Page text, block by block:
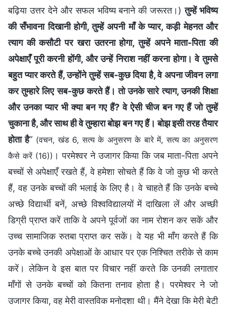
बढ़िया उत्तर देने और सफल भविष्य बनाने की जरूरत।)तुम्हें भविष्य
की सँभावना दिखानी होगी, तुम्हें अपनी माँ के प्यार, कड़ी मेहनत और
त्याग की कसौटी पर खरा उतरना होगा, तुम्हें अपने माता-पिता की
अपेक्षाएँ पूरी करनी होंगी, और उन्हें निराश नहीं करना होगा। वे तुमसे
बहुत प्यार करते हैं, उन्होंने तुम्हें सब-कुछ दिया है, वे अपना जीवन लगा
कर तुम्हारे लिए सब-कुछ करते हैं। तो उनके सारे त्याग, उनकी शिक्षा
और उनका प्यार भी क्या बन गए हैं? वे ऐसी चीज बन गए हैं जो तुम्हें
चुकाना है, और साथ ही वे तुम्हारा बोझ बन गए हैं। बोझ इसी तरह तैयार
होता है” (वचन, खंड 6, सत्य के अनुसरण के बारे में, सत्य का अनुसरण
कैसे करें (16)) । परमेश्वर ने उजागर किया कि जब माता-पिता अपने
बच्चों से अपेक्षाएँ रखते हैं, वे हमेशा सोचते हैं कि वे जो कुछ भी करते
हैं, वह उनके बच्चों की भलाई के लिए है। वे चाहते हैं कि उनके बच्चे
अच्छे विद्यार्थी बनें, अच्छे विश्वविद्यालयों में दाखिला लें और अच्छी
डिग्री प्राप्त करें ताकि वे अपने पूर्वजों का नाम रोशन कर सकें और
उच्च सामाजिक रुतबा प्राप्त कर सकें। वे यह भी माँग करते हैं कि
उनके बच्चे उनकी अपेक्षाओं के आधार पर एक निश्चित तरीके से काम
करें। लेकिन वे इस बात पर विचार नहीं करते कि उनकी लगातार
माँगों से उनके बच्चों को कितना तनाव होता है। परमेश्वर ने जो
उजागर किया, वह मेरी वास्तविक मनोदशा थी। मैंने देखा कि मेरी बेटी